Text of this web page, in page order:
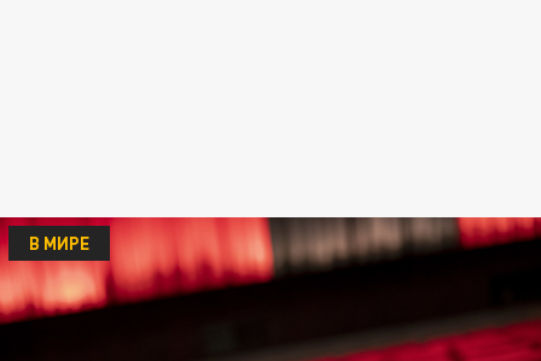
В МИРЕ